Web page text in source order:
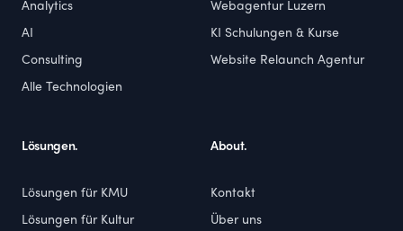
Analytics
AI
Consulting
Alle Technologien
Webagentur Luzern
KI Schulungen & Kurse
Website Relaunch Agentur
Lösungen.
Lösungen für KMU
Lösungen für Kultur
About.
Kontakt
Über uns